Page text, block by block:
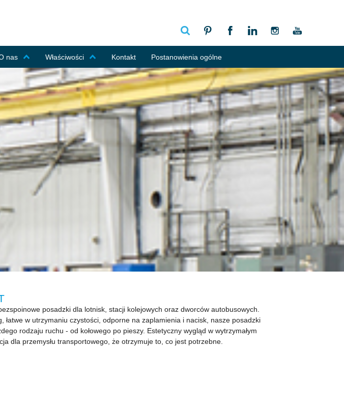
nas Właściwości Kontakt Postanowienia ogólne
posadzki dla lotnisk, stacji kolejowych oraz dworców autobusowych.
łatwe w utrzymaniu czystości, odporne na zaplamienia i nacisk, nasze posadzki
rodzaju ruchu - od kołowego po pieszy. Estetyczny wygląd w wytrzymałym
dla przemysłu transportowego, że otrzymuje to, co jest potrzebne.